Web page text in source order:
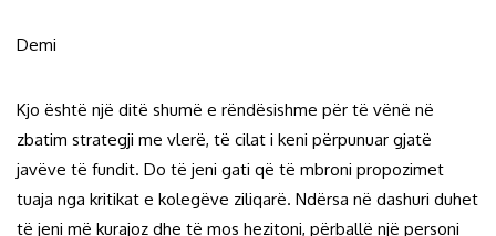
Demi
Kjo është një ditë shumë e rëndësishme për të vënë në
zbatim strategji me vlerë, të cilat i keni përpunuar gjatë
javëve të fundit. Do të jeni gati që të mbroni propozimet
tuaja nga kritikat e kolegëve ziliqarë. Ndërsa në dashuri duhet
të jeni më kurajoz dhe të mos hezitoni, përballë një personi